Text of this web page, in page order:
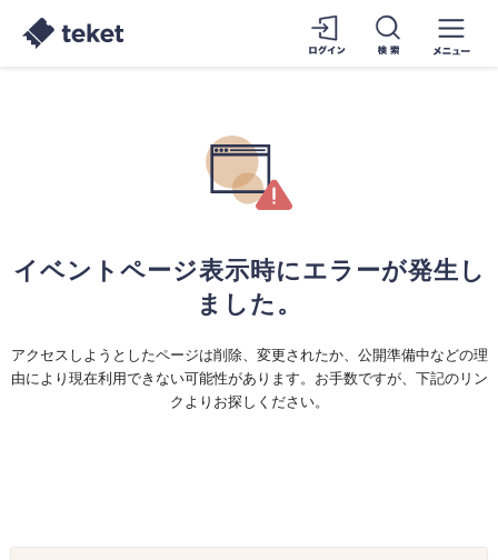
イベントページ表示時にエラーが発生し
ました。
アクセスしようとしたページは削除、変更されたか、公開準備中などの理
由により現在利用できない可能性があります。お手数ですが、下記のリン
クよりお探しください。